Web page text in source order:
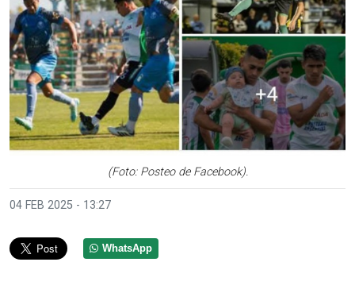
(Foto: Posteo de Facebook).
04 FEB 2025 - 13:27
WhatsApp